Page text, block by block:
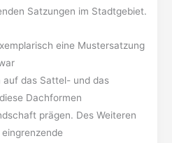
Satzungen im Stadtgebiet.
eine Mustersatzung
das Sattel- und das
Dachformen
prägen. Des Weiteren